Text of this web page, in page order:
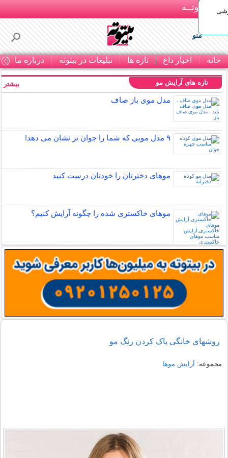
بـیتوتــه
منو
خانه اخبار داغ تازه ها تبلیغات در بیتوته درباره ما
تازه های آرایش مو
مدل موی باز صاف
۹ مدل مویی که شما را جوان تر نشان می دهد!
موهای دخترتان را خودتان درست کنید
موهای خاکستری شده را چگونه آرایش کنیم؟
بیشتر
روشهای خانگی پاک کردن رنگ مو
مجموعه: آرایش موها